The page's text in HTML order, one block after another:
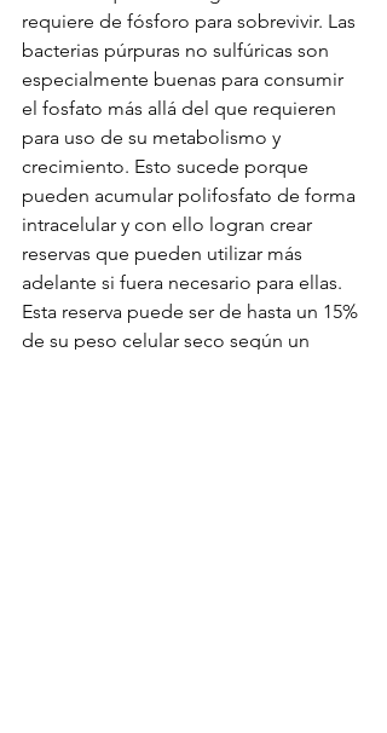
requiere de fósforo para sobrevivir. Las
bacterias púrpuras no sulfúricas son
especialmente buenas para consumir
el fosfato más allá del que requieren
para uso de su metabolismo y
crecimiento. Esto sucede porque
pueden acumular polifosfato de forma
intracelular y con ello logran crear
reservas que pueden utilizar más
adelante si fuera necesario para ellas.
Esta reserva puede ser de hasta un 15%
de su peso celular seco según un